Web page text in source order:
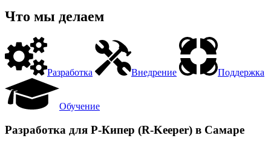
Что мы делаем
Разработка Внедрение Поддержка
Обучение
Разработка для Р-Кипер (R-Keeper) в Самаре